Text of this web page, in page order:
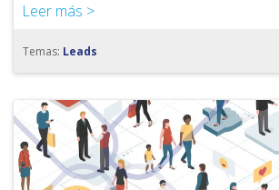
Leer más >
Temas: Leads